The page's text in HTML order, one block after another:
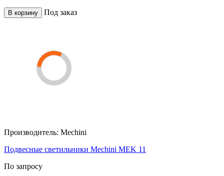
В корзину Под заказ
Производитель: Mechini
Подвесные светильники Mechini MEK 11
По запросу